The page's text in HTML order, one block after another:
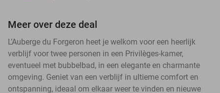
Meer over deze deal
L’Auberge du Forgeron heet je welkom voor een heerlijk
verblijf voor twee personen in een Privilèges-kamer,
eventueel met bubbelbad, in een elegante en charmante
omgeving. Geniet van een verblijf in ultieme comfort en
ontspanning, ideaal om elkaar weer te vinden en nieuwe